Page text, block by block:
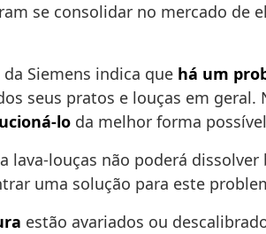
se consolidar no mercado
Siemens indica que há um
seus pratos e louças em
lo da melhor forma
lava-louças não poderá
uma solução para este
estão avariados ou